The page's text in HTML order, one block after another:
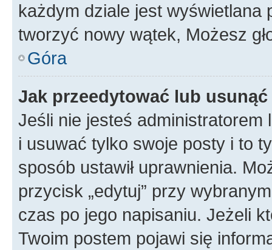
każdym dziale jest wyświetlana
tworzyć nowy wątek, Możesz
Góra
Jak przeedytować lub
Jeśli nie jesteś
i usuwać tylko swoje posty i to
sposób ustawił uprawnienia.
przycisk „edytuj” przy
czas po jego napisaniu. Jeżeli
Twoim postem pojawi się